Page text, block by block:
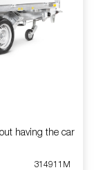
having the car
314911M